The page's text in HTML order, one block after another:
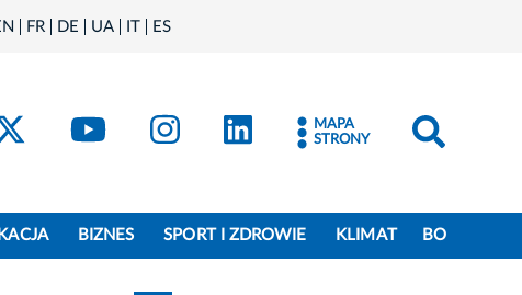
FR DE UA IT ES
Kraków - X
Kraków - YouTube
Kraków - Instagram
Kraków - LinkedIn
MAPA
STRONY
BIZNES SPORT I ZDROWIE KLIMAT BO